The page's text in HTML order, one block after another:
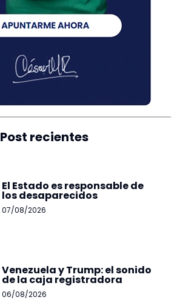
Post recientes
El Estado es responsable de
los desaparecidos
07/08/2026
Venezuela y Trump: el sonido
de la caja registradora
06/08/2026